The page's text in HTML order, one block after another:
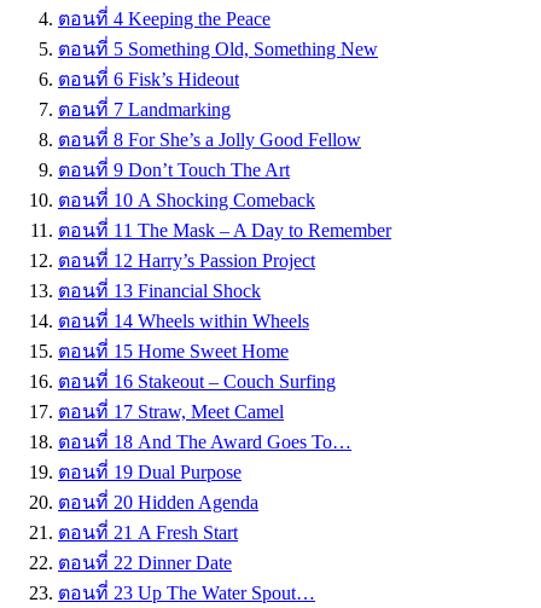
ตอนที่ 4 Keeping the Peace
ตอนที่ 5 Something Old, Something New
ตอนที่ 6 Fisk’s Hideout
ตอนที่ 7 Landmarking
ตอนที่ 8 For She’s a Jolly Good Fellow
ตอนที่ 9 Don’t Touch The Art
ตอนที่ 10 A Shocking Comeback
ตอนที่ 11 The Mask – A Day to Remember
ตอนที่ 12 Harry’s Passion Project
ตอนที่ 13 Financial Shock
ตอนที่ 14 Wheels within Wheels
ตอนที่ 15 Home Sweet Home
ตอนที่ 16 Stakeout – Couch Surfing
ตอนที่ 17 Straw, Meet Camel
ตอนที่ 18 And The Award Goes To…
ตอนที่ 19 Dual Purpose
ตอนที่ 20 Hidden Agenda
ตอนที่ 21 A Fresh Start
ตอนที่ 22 Dinner Date
ตอนที่ 23 Up The Water Spout…